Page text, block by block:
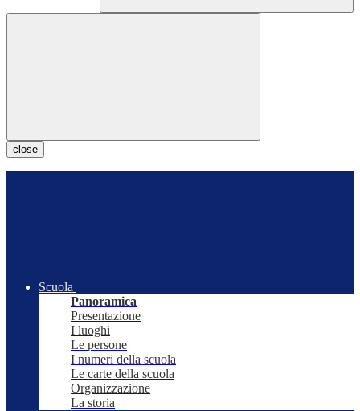
close
Scuola
Panoramica
Presentazione
I luoghi
Le persone
I numeri della scuola
Le carte della scuola
Organizzazione
La storia